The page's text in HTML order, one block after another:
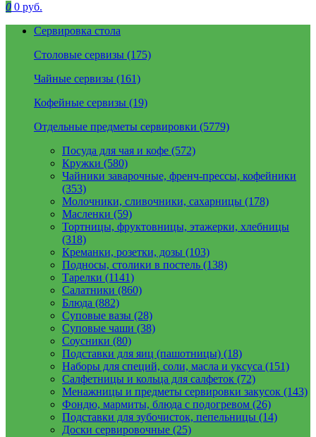
0 0 руб.
Сервировка стола
Столовые сервизы (175)
Чайные сервизы (161)
Кофейные сервизы (19)
Отдельные предметы сервировки (5779)
Посуда для чая и кофе (572)
Кружки (580)
Чайники заварочные, френч-прессы, кофейники
(353)
Молочники, сливочники, сахарницы (178)
Масленки (59)
Тортницы, фруктовницы, этажерки, хлебницы
(318)
Креманки, розетки, дозы (103)
Подносы, столики в постель (138)
Тарелки (1141)
Салатники (860)
Блюда (882)
Суповые вазы (28)
Суповые чаши (38)
Соусники (80)
Подставки для яиц (пашотницы) (18)
Наборы для специй, соли, масла и уксуса (151)
Салфетницы и кольца для салфеток (72)
Менажницы и предметы сервировки закусок (143)
Фондю, мармиты, блюда с подогревом (26)
Подставки для зубочисток, пепельницы (14)
Доски сервировочные (25)